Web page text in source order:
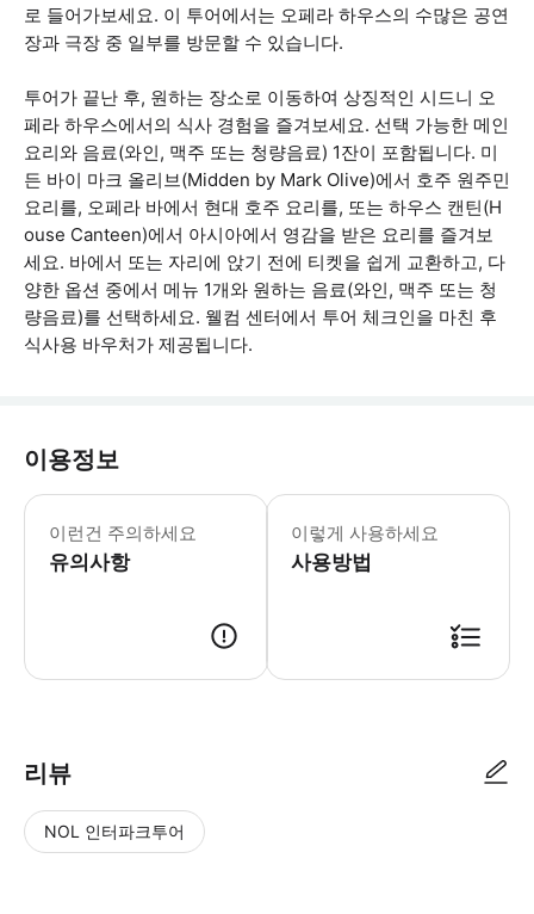
로 들어가보세요. 이 투어에서는 오페라 하우스의 수많은 공연
장과 극장 중 일부를 방문할 수 있습니다.
투어가 끝난 후, 원하는 장소로 이동하여 상징적인 시드니 오
페라 하우스에서의 식사 경험을 즐겨보세요. 선택 가능한 메인
요리와 음료(와인, 맥주 또는 청량음료) 1잔이 포함됩니다. 미
든 바이 마크 올리브(Midden by Mark Olive)에서 호주 원주민
요리를, 오페라 바에서 현대 호주 요리를, 또는 하우스 캔틴(H
ouse Canteen)에서 아시아에서 영감을 받은 요리를 즐겨보
세요. 바에서 또는 자리에 앉기 전에 티켓을 쉽게 교환하고, 다
양한 옵션 중에서 메뉴 1개와 원하는 음료(와인, 맥주 또는 청
량음료)를 선택하세요. 웰컴 센터에서 투어 체크인을 마친 후
식사용 바우처가 제공됩니다.
이용정보
이런건 주의하세요
유의사항
본 투어에서는 계단 300개를 오르고
이렇게 사용하세요
사용방법
리뷰
NOL 인터파크투어